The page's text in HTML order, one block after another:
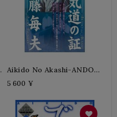
Aikido No Akashi-ANDO
Tsuneo
5 600 ¥